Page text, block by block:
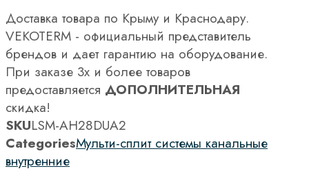
Доставка товара по Крыму и Краснодару.
VEKOTERM - официальный представитель
брендов и дает гарантию на оборудование.
При заказе 3х и более товаров
предоставляется ДОПОЛНИТЕЛЬНАЯ
скидка!
SKULSM-AH28DUA2
CategoriesМульти-сплит системы канальные
внутренние